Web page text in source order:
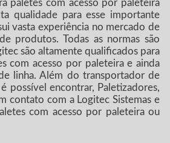
paletes com acesso por paleteira
qualidade para esse importante
vasta experiência no mercado de
produtos. Todas as normas são
são altamente qualificados para
com acesso por paleteirae ainda
linha. Além do transportador de
possível encontrar, Paletizadores,
contato com a Logitec Sistemas e
com acesso por paleteiraou